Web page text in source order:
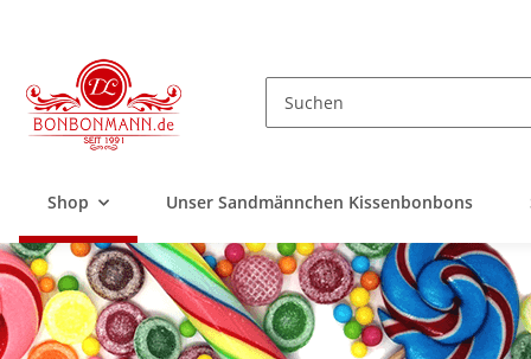
Shop Unser Sandmännchen Kissenbonbons